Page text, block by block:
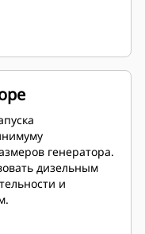
генератора.
дизельным
и